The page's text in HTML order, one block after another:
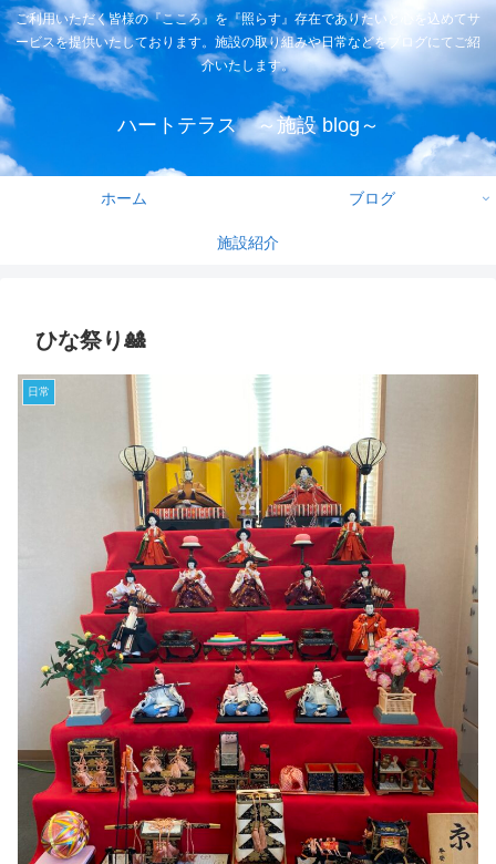
ご利用いただく皆様の『こころ』を『照らす』存在でありたいと心を込めてサ
ービスを提供いたしております。施設の取り組みや日常などをブログにてご紹
介いたします。
ハートテラス ～施設 blog～
ホーム ブログ
施設紹介
ひな祭り🎎
日常